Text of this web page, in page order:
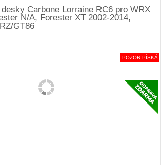
Carbone Lorraine RC6 pro WRX
N/A, Forester XT 2002-2014,
GT86
POZOR PÍSKÁ